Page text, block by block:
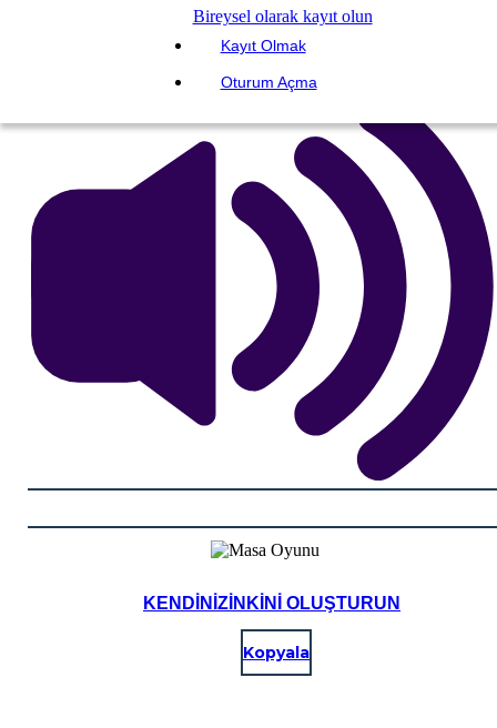
Bireysel olarak kayıt olun
Kayıt Olmak
Oturum Açma
BENİ OKU
KENDINIZINKINI OLUŞTURUN
Kopyala